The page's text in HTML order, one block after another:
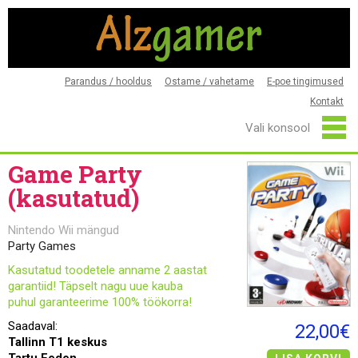
Parandus / hooldus Ostame / vahetame
E-poe tingimused
Kontakt
Game Party
(kasutatud)
Nintendo Wii mängud
Party Games
Kasutatud toodetele anname 2 aastat
garantiid! Täpselt nagu uue kauba
puhul garanteerime 100% töökorra!
Saadaval:
Tallinn T1 keskus
22,00€